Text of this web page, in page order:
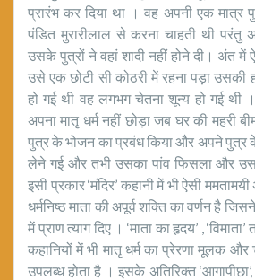
प्रारंभ कर दिया था । वह अपनी एक मात्र
पंडित मुरारीलाल से करना चाहती थी
उसके पुत्रों ने वहां शादी नहीं होने दी। अंत में
उसे एक छोटी सी कोठरी में रहना पड़ा उसकी
हो गई थी वह लगभग चेतना शून्य हो गई थी
अपना मातृ धर्म नहीं छोड़ा जब घर की महरी
पुत्र के भोजन का प्रबंध किया और अपने पुत्र के
लेने गई और तभी उसका पांव फिसला और
इसी प्रकार ‘मंदिर’ कहानी में भी ऐसी
धर्मनिष्ठ माता की अपूर्व शक्ति का वर्णन है
में प्राण त्याग दिए । ‘माता का हृदय’ ,
कहानियों में भी मातृ धर्म का प्रेरणा मूलक
उपलब्ध होता है । इसके अतिरिक्त ‘आगापीछा’,